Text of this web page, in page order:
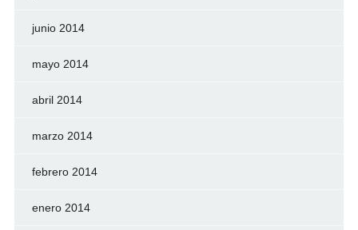
junio 2014
mayo 2014
abril 2014
marzo 2014
febrero 2014
enero 2014